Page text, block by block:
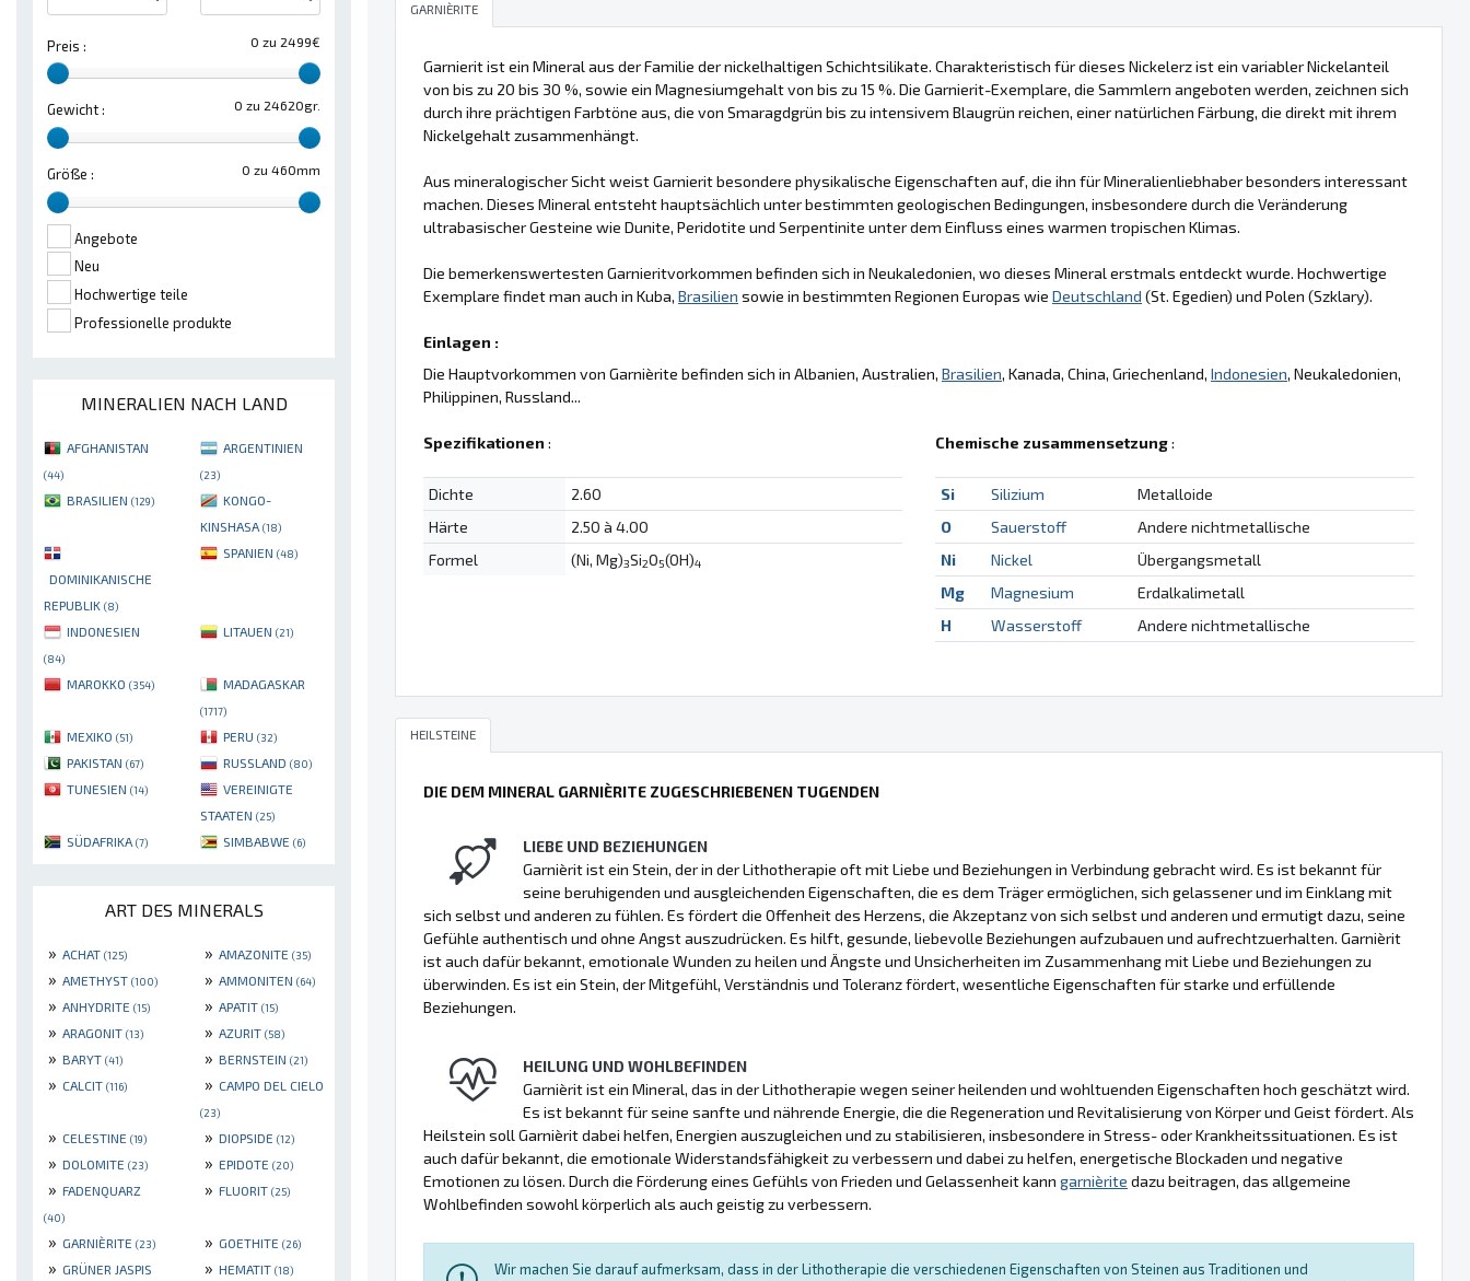
0 zu 2499€
Preis :
0 zu 24620gr.
Gewicht :
0 zu 460mm
Größe :
Angebote
Neu
Hochwertige teile
Professionelle produkte
MINERALIEN NACH LAND
AFGHANISTAN
(44)
ARGENTINIEN
(23)
BRASILIEN (129)
KONGO-
KINSHASA (18)
DOMINIKANISCHE
REPUBLIK (8)
SPANIEN (48)
INDONESIEN
(84)
LITAUEN (21)
MAROKKO (354) MADAGASKAR
(1717)
MEXIKO (51) PERU (32)
PAKISTAN (67) RUSSLAND (80)
TUNESIEN (14)
VEREINIGTE
STAATEN (25)
SÜDAFRIKA (7) SIMBABWE (6)
ART DES MINERALS
» ACHAT (125) » AMAZONITE (35)
» AMETHYST (100) » AMMONITEN (64)
» ANHYDRITE (15) » APATIT (15)
» ARAGONIT (13) » AZURIT (58)
» BARYT (41) » BERNSTEIN (21)
» CALCIT (116) » CAMPO DEL CIELO
(23)
» CELESTINE (19) » DIOPSIDE (12)
» DOLOMITE (23) » EPIDOTE (20)
» FADENQUARZ
(40)
» FLUORIT (25)
» GARNIÈRITE (23) » GOETHITE (26)
» GRÜNER JASPIS » HEMATIT (18)
GARNIÈRITE
Garnierit ist ein Mineral aus der Familie der nickelhaltigen Schichtsilikate. Charakteristisch für dieses Nickelerz ist ein variabler Nickelanteil
von bis zu 20 bis 30 %, sowie ein Magnesiumgehalt von bis zu 15 %. Die Garnierit-Exemplare, die Sammlern angeboten werden, zeichnen sich
durch ihre prächtigen Farbtöne aus, die von Smaragdgrün bis zu intensivem Blaugrün reichen, einer natürlichen Färbung, die direkt mit ihrem
Nickelgehalt zusammenhängt.
Aus mineralogischer Sicht weist Garnierit besondere physikalische Eigenschaften auf, die ihn für Mineralienliebhaber besonders interessant
machen. Dieses Mineral entsteht hauptsächlich unter bestimmten geologischen Bedingungen, insbesondere durch die Veränderung
ultrabasischer Gesteine wie Dunite, Peridotite und Serpentinite unter dem Einfluss eines warmen tropischen Klimas.
Die bemerkenswertesten Garnieritvorkommen befinden sich in Neukaledonien, wo dieses Mineral erstmals entdeckt wurde. Hochwertige
Exemplare findet man auch in Kuba, Brasilien sowie in bestimmten Regionen Europas wie Deutschland (St. Egedien) und Polen (Szklary).
Einlagen :
Die Hauptvorkommen von Garnièrite befinden sich in Albanien, Australien, Brasilien, Kanada, China, Griechenland, Indonesien, Neukaledonien,
Philippinen, Russland...
Spezifikationen :
Dichte
2.60
Härte
2.50 à 4.00
Formel
(Ni, Mg)3Si2O5(OH)4
Chemische zusammensetzung:
Si Silizium
Metalloide
O
Sauerstoff
Andere nichtmetallische
Ni
Nickel
Übergangsmetall
Mg
Magnesium
Erdalkalimetall
H
Wasserstoff Andere nichtmetallische
HEILSTEINE
DIE DEM MINERAL GARNIÈRITE ZUGESCHRIEBENEN TUGENDEN
LIEBE UND BEZIEHUNGEN
Garnièrit ist ein Stein, der in der Lithotherapie oft mit Liebe und Beziehungen in Verbindung gebracht wird. Es ist bekannt für
seine beruhigenden und ausgleichenden Eigenschaften, die es dem Träger ermöglichen, sich gelassener und im Einklang mit
sich selbst und anderen zu fühlen. Es fördert die Offenheit des Herzens, die Akzeptanz von sich selbst und anderen und ermutigt dazu, seine
Gefühle authentisch und ohne Angst auszudrücken. Es hilft, gesunde, liebevolle Beziehungen aufzubauen und aufrechtzuerhalten. Garnièrit
ist auch dafür bekannt, emotionale Wunden zu heilen und Ängste und Unsicherheiten im Zusammenhang mit Liebe und Beziehungen zu
überwinden. Es ist ein Stein, der Mitgefühl, Verständnis und Toleranz fördert, wesentliche Eigenschaften für starke und erfüllende
Beziehungen.
HEILUNG UND WOHLBEFINDEN
Garnièrit ist ein Mineral, das in der Lithotherapie wegen seiner heilenden und wohltuenden Eigenschaften hoch geschätzt wird.
Es ist bekannt für seine sanfte und nährende Energie, die die Regeneration und Revitalisierung von Körper und Geist fördert. Als
Heilstein soll Garnièrit dabei helfen, Energien auszugleichen und zu stabilisieren, insbesondere in Stress- oder Krankheitssituationen. Es ist
auch dafür bekannt, die emotionale Widerstandsfähigkeit zu verbessern und dabei zu helfen, energetische Blockaden und negative
Emotionen zu lösen. Durch die Förderung eines Gefühls von Frieden und Gelassenheit kann garnièrite dazu beitragen, das allgemeine
Wohlbefinden sowohl körperlich als auch geistig zu verbessern.
Wir machen Sie darauf aufmerksam, dass in der Lithotherapie die verschiedenen Eigenschaften von Steinen aus Traditionen und